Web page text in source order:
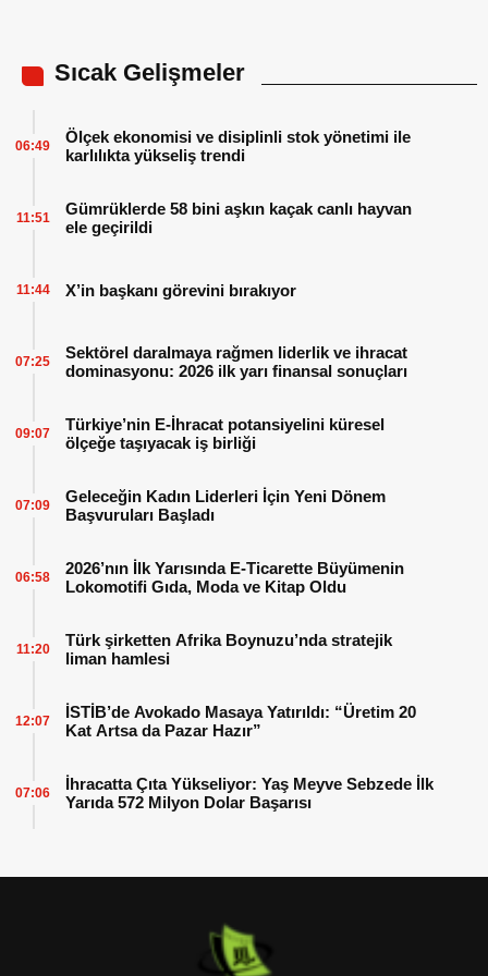
Sıcak Gelişmeler
Ölçek ekonomisi ve disiplinli stok yönetimi ile
karlılıkta yükseliş trendi
06:49
Gümrüklerde 58 bini aşkın kaçak canlı hayvan
ele geçirildi
11:51
X’in başkanı görevini bırakıyor
11:44
Sektörel daralmaya rağmen liderlik ve ihracat
dominasyonu: 2026 ilk yarı finansal sonuçları
07:25
Türkiye’nin E-İhracat potansiyelini küresel
ölçeğe taşıyacak iş birliği
09:07
Geleceğin Kadın Liderleri İçin Yeni Dönem
Başvuruları Başladı
07:09
2026’nın İlk Yarısında E-Ticarette Büyümenin
Lokomotifi Gıda, Moda ve Kitap Oldu
06:58
Türk şirketten Afrika Boynuzu’nda stratejik
liman hamlesi
11:20
İSTİB’de Avokado Masaya Yatırıldı: “Üretim 20
Kat Artsa da Pazar Hazır”
12:07
İhracatta Çıta Yükseliyor: Yaş Meyve Sebzede İlk
Yarıda 572 Milyon Dolar Başarısı
07:06